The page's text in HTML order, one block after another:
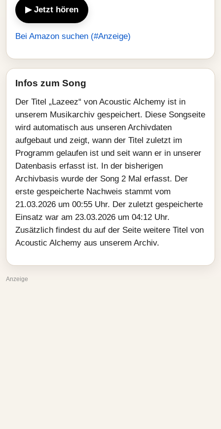
▶ Jetzt hören
Bei Amazon suchen (#Anzeige)
Infos zum Song
Der Titel „Lazeez“ von Acoustic Alchemy ist in
unserem Musikarchiv gespeichert. Diese Songseite
wird automatisch aus unseren Archivdaten
aufgebaut und zeigt, wann der Titel zuletzt im
Programm gelaufen ist und seit wann er in unserer
Datenbasis erfasst ist. In der bisherigen
Archivbasis wurde der Song 2 Mal erfasst. Der
erste gespeicherte Nachweis stammt vom
21.03.2026 um 00:55 Uhr. Der zuletzt gespeicherte
Einsatz war am 23.03.2026 um 04:12 Uhr.
Zusätzlich findest du auf der Seite weitere Titel von
Acoustic Alchemy aus unserem Archiv.
Anzeige